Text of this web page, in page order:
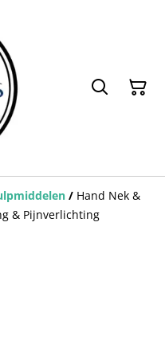
/ Hand Nek &
& Pijnverlichting